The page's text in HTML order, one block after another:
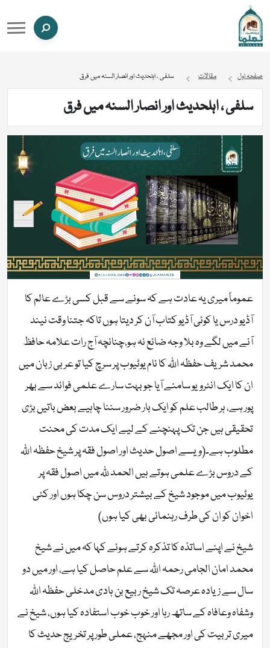
صفحہ اول مقالات سلفی ، اہلحدیث اور انصار السنہ میں فرق
سلفی ، اہلحدیث اور انصار السنہ میں فرق
عموماً میری یہ عادت ہے کہ سونے سے قبل کسی بڑے عالم کا
آڈیو درس یا کوئی آڈیو کتاب آن کر دیتا ہوں تاکہ جتنا وقت نیند
آنے میں لگے وہ بلا وجہ ضائع نہ ہو،چنانچہ آج رات علامہ حافظ
محمد شریف حفظہ اللّٰہ کا نام یوٹیوب پر سرچ کیا تو عربی زبان میں
ان کا ایک انٹرویو سامنے آیا جو بہت سارے علمی فوائد سے بھر
پور ہے، ہر طالب علم کو ایک بار ضرور سننا چاہیے بعض باتیں بڑی
تحقیقی ہیں جن تک پہنچنے کے لیے ایک مدت کی محنت
مطلوب ہے۔(ویسے اصول حدیث اور اصول فقہ پر شیخ حفظہ اللّٰہ
کے دروس بڑے علمی ہوتے ہیں الحمد للّٰہ میں اصول فقہ پر
یوٹیوب میں موجود شیخ کے بیشتر دروس سن چکا ہوں اور کئی
اخوان کو ان کی طرف رہنمائی بھی کیا ہوں)
شیخ نے اپنے اساتذہ کا تذکرہ کرتے ہوئے کہا کہ میں نے شیخ
محمد امان الجامی رحمہ اللّٰہ سے علم حاصل کیا ہے، اور میں دو
سال سے زیادہ عرصہ تک شیخ ربیع بن ہادی مدخلی حفظہ اللّٰہ
وشفاہ وعافاہ کے ساتھ رہا اور خوب خوب استفادہ کیا ہوں، شیخ نے
میری تربیت کی اور مجھے منہج، عملی طور پر تخریج حدیث کا